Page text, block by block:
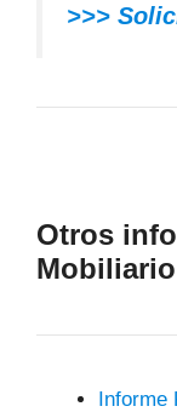
>>>
Otros
Informe